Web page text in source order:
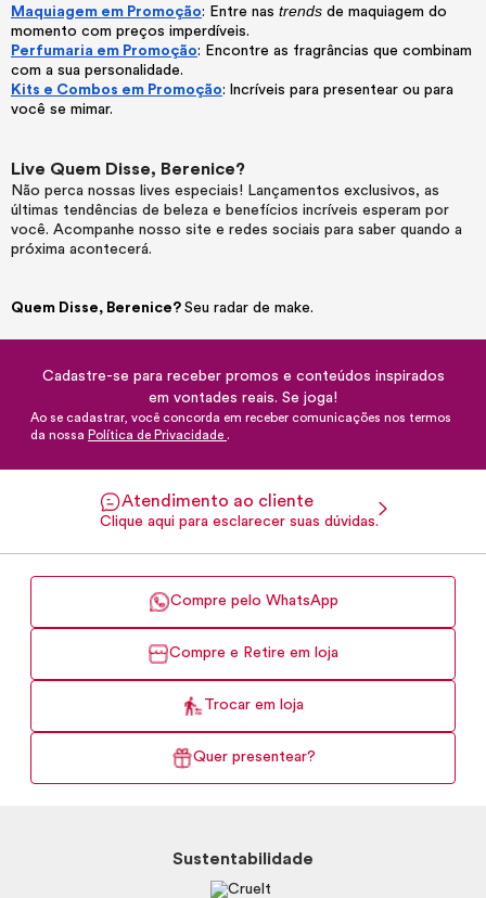
Maquiagem em Promoção: Entre nas trends de maquiagem do
momento com preços imperdíveis.
Perfumaria em Promoção: Encontre as fragrâncias que combinam
com a sua personalidade.
Kits e Combos em Promoção: Incríveis para presentear ou para
você se mimar.
Live Quem Disse, Berenice?
Não perca nossas lives especiais! Lançamentos exclusivos, as
últimas tendências de beleza e benefícios incríveis esperam por
você. Acompanhe nosso site e redes sociais para saber quando a
próxima acontecerá.
Quem Disse, Berenice? Seu radar de make.
Cadastre-se para receber promos e conteúdos inspirados
em vontades reais. Se joga!
Ao se cadastrar, você concorda em receber comunicações nos termos
da nossa Política de Privacidade .
Atendimento ao cliente
Clique aqui para esclarecer suas dúvidas.
Compre pelo WhatsApp
Compre e Retire em loja
Trocar em loja
Quer presentear?
Sustentabilidade